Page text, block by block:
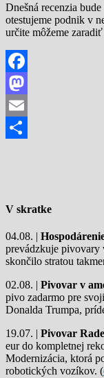
Dnešná recenzia
otestujeme podnik v
určite môžeme
Facebook
Mastodon
Email
V skratke
04.08. |
prevádzkuje
skončilo stratou
02.08. | Pivovar v
pivo zadarmo pre
Donalda Trumpa,
19.07. | Pivovar
eur do kompletnej
Modernizácia, ktorá
robotických vozíkov. (